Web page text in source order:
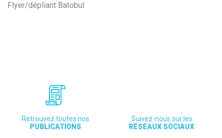
Flyer/dépliant Batobul
Retrouvez toutes nos
PUBLICATIONS
Suivez-nous sur les
RÉSEAUX SOCIAUX